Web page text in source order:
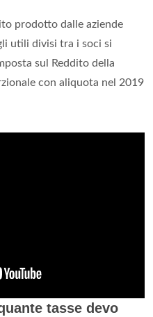
prodotto dalle aziende
utili divisi tra i soci si
sul Reddito della
con aliquota nel 2019
tasse devo